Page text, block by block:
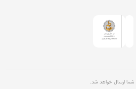
شما ارسال خواهد شد.